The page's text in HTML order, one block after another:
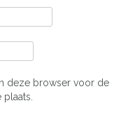
deze browser voor de